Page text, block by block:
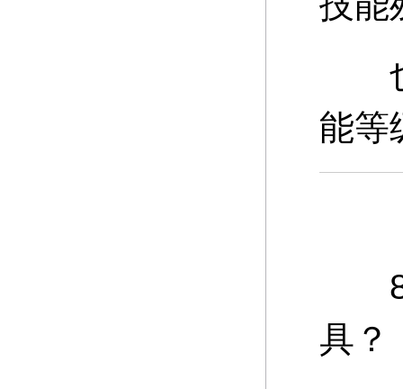
也
能等
8
具？